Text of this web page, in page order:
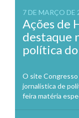
7 DE MARÇO DE
Ações de
destaque
política
O site Congresso
jornalística de
feira matéria